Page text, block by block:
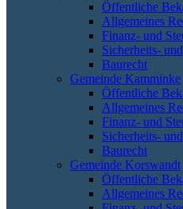
Öffentliche
Allgemeines
Finanz- und
Sicherheits-
Baurecht
Gemeinde Kamminke
Öffentliche
Allgemeines
Finanz- und
Sicherheits-
Baurecht
Gemeinde Korswandt
Öffentliche
Allgemeines